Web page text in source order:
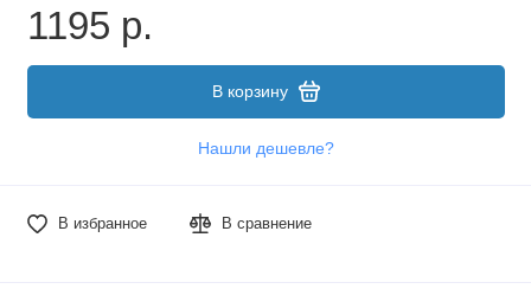
1195 р.
В корзину
Нашли дешевле?
В избранное В сравнение